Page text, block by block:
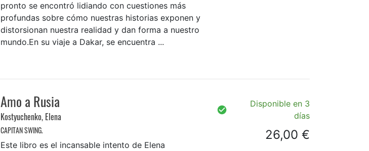
pronto se encontró lidiando con cuestiones más
profundas sobre cómo nuestras historias exponen y
distorsionan nuestra realidad y dan forma a nuestro
mundo.En su viaje a Dakar, se encuentra ...
Amo a Rusia
Kostyuchenko, Elena
CAPITAN SWING.
Este libro es el incansable intento de Elena
Disponible en 3
días
26,00 €